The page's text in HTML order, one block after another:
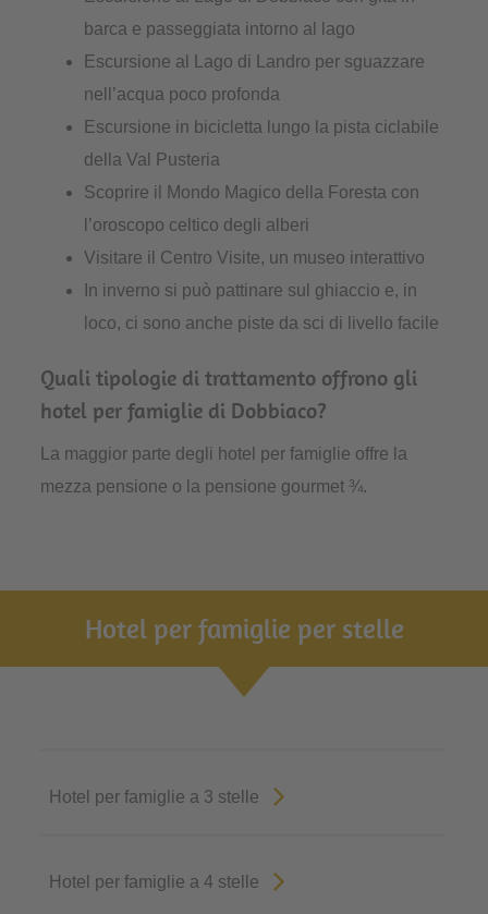
barca e passeggiata intorno al lago
Escursione al Lago di Landro per sguazzare
nell’acqua poco profonda
Escursione in bicicletta lungo la pista ciclabile
della Val Pusteria
Scoprire il Mondo Magico della Foresta con
l’oroscopo celtico degli alberi
Visitare il Centro Visite, un museo interattivo
In inverno si può pattinare sul ghiaccio e, in
loco, ci sono anche piste da sci di livello facile
Quali tipologie di trattamento offrono gli
hotel per famiglie di Dobbiaco?
La maggior parte degli hotel per famiglie offre la
mezza pensione o la pensione gourmet ¾.
Hotel per famiglie per stelle
Hotel per famiglie a 3 stelle
Hotel per famiglie a 4 stelle